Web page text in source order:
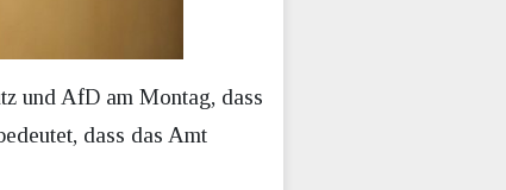
und AfD am Montag, dass
dass das Amt